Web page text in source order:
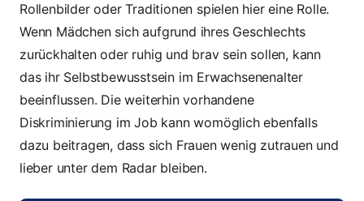
Rollenbilder oder Traditionen spielen hier eine Rolle.
Wenn Mädchen sich aufgrund ihres Geschlechts
zurückhalten oder ruhig und brav sein sollen, kann
das ihr Selbstbewusstsein im Erwachsenenalter
beeinflussen. Die weiterhin vorhandene
Diskriminierung im Job kann womöglich ebenfalls
dazu beitragen, dass sich Frauen wenig zutrauen und
lieber unter dem Radar bleiben.